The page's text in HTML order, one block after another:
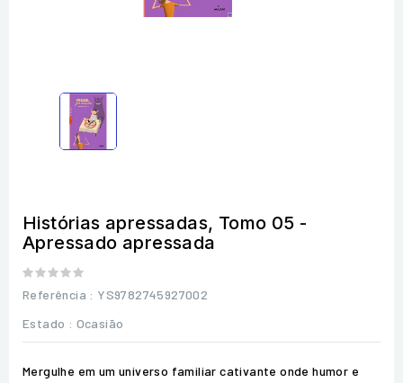
Histórias apressadas, Tomo 05 -
Apressado apressada
Referência : YS9782745927002
Estado : Ocasião
Mergulhe em um universo familiar cativante onde humor e